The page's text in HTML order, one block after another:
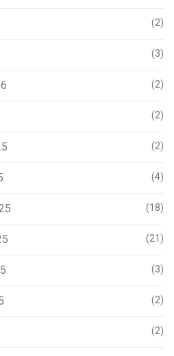
(2)
(3)
(2)
(2)
(2)
(4)
(18)
(21)
(3)
(2)
(2)